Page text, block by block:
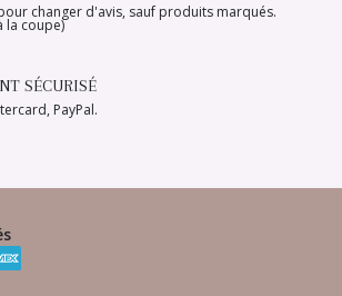
changer d'avis, sauf produits marqués.
la coupe)
SÉCURISÉ
PayPal.